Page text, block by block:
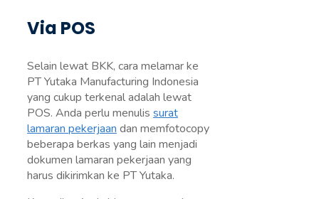
Via POS
Selain lewat BKK, cara melamar ke
PT Yutaka Manufacturing Indonesia
yang cukup terkenal adalah lewat
POS. Anda perlu menulis surat
lamaran pekerjaan dan memfotocopy
beberapa berkas yang lain menjadi
dokumen lamaran pekerjaan yang
harus dikirimkan ke PT Yutaka.